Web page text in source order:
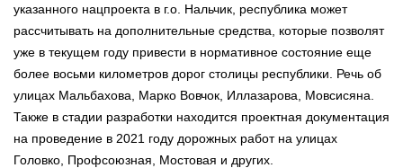
указанного нацпроекта в г.о. Нальчик, республика может
рассчитывать на дополнительные средства, которые позволят
уже в текущем году привести в нормативное состояние еще
более восьми километров дорог столицы республики. Речь об
улицах Мальбахова, Марко Вовчок, Иллазарова, Мовсисяна.
Также в стадии разработки находится проектная документация
на проведение в 2021 году дорожных работ на улицах
Головко, Профсоюзная, Мостовая и других.